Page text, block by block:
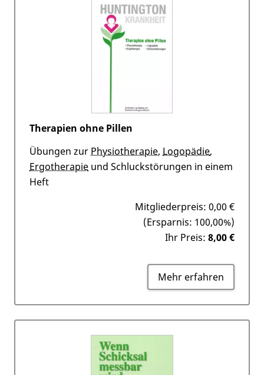
Therapien ohne Pillen
Übungen zur Physiotherapie, Logopädie,
Ergotherapie und Schluckstörungen in einem
Heft
Mitgliederpreis: 0,00 €
(Ersparnis: 100,00%)
Ihr Preis: 8,00 €
Mehr erfahren